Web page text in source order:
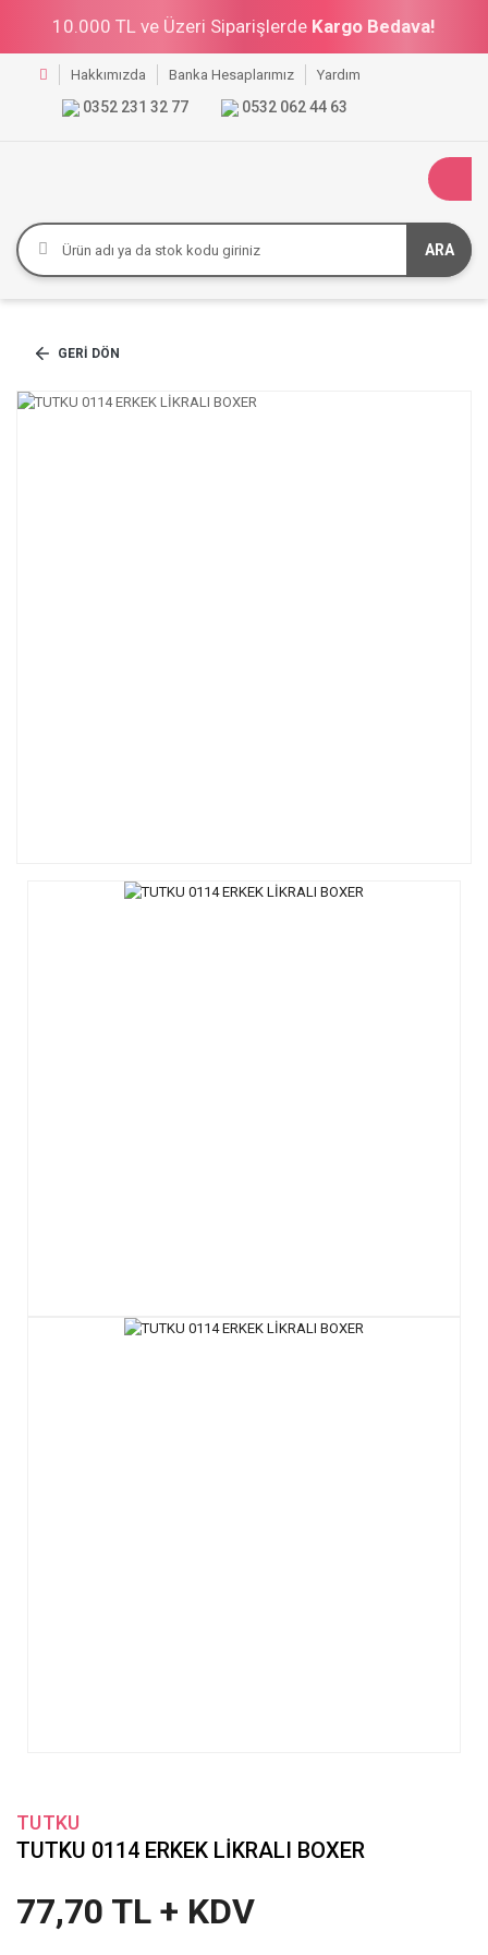
10.000 TL ve Üzeri Siparişlerde Kargo Bedava!
Hakkımızda Banka Hesaplarımız Yardım
0352 231 32 77 0532 062 44 63
ARA
GERI DÖN
TUTKU
TUTKU 0114 ERKEK LİKRALI BOXER
77,70 TL + KDV